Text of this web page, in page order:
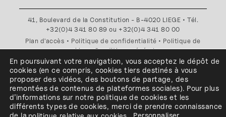
41, Boulevard de la Constitution - B-4020 LIEGE • Tél.
+32(0)4 341 80 89 ou +32(0)4 341 80 00
Plan d'accès • Politique de confidentialité • Politique de
cookies•Conditions générales
l'ESA Saint-Luc Liège est membre du
En poursuivant votre navigation, vous acceptez le dépôt de
cookies (en ce compris, cookiestiers destinés à vous
proposer des vidéos, des boutons de partage, des
remontées de contenus de plateformes sociales). Pour plus
d’informations sur notre politique de cookies et les
différents types de cookies, merci de prendre connaissance
de la politique relative aux cookies Personnaliser.